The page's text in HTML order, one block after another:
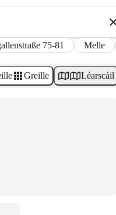
75-81 Melle
Greille Léarscáil